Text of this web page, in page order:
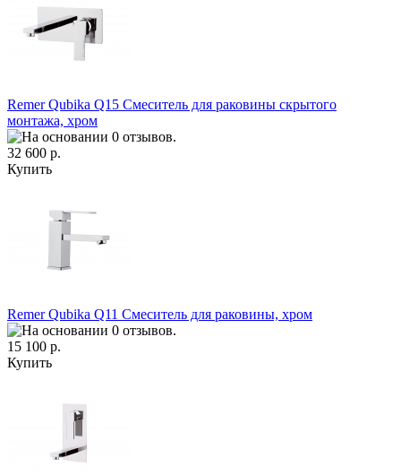
Remer Qubika Q15 Смеситель для раковины скрытого
монтажа, хром
32 600 р.
Купить
Remer Qubika Q11 Смеситель для раковины, хром
15 100 р.
Купить